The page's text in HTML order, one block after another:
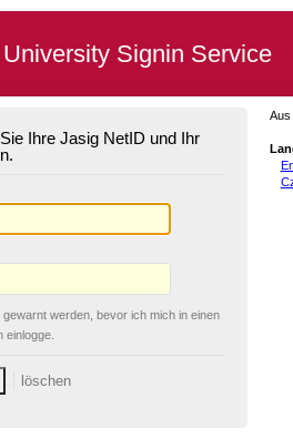
Signin Service
Ihre Jasig NetID und Ihr
gewarnt werden, bevor ich mich in einen
einlogge.
Aus